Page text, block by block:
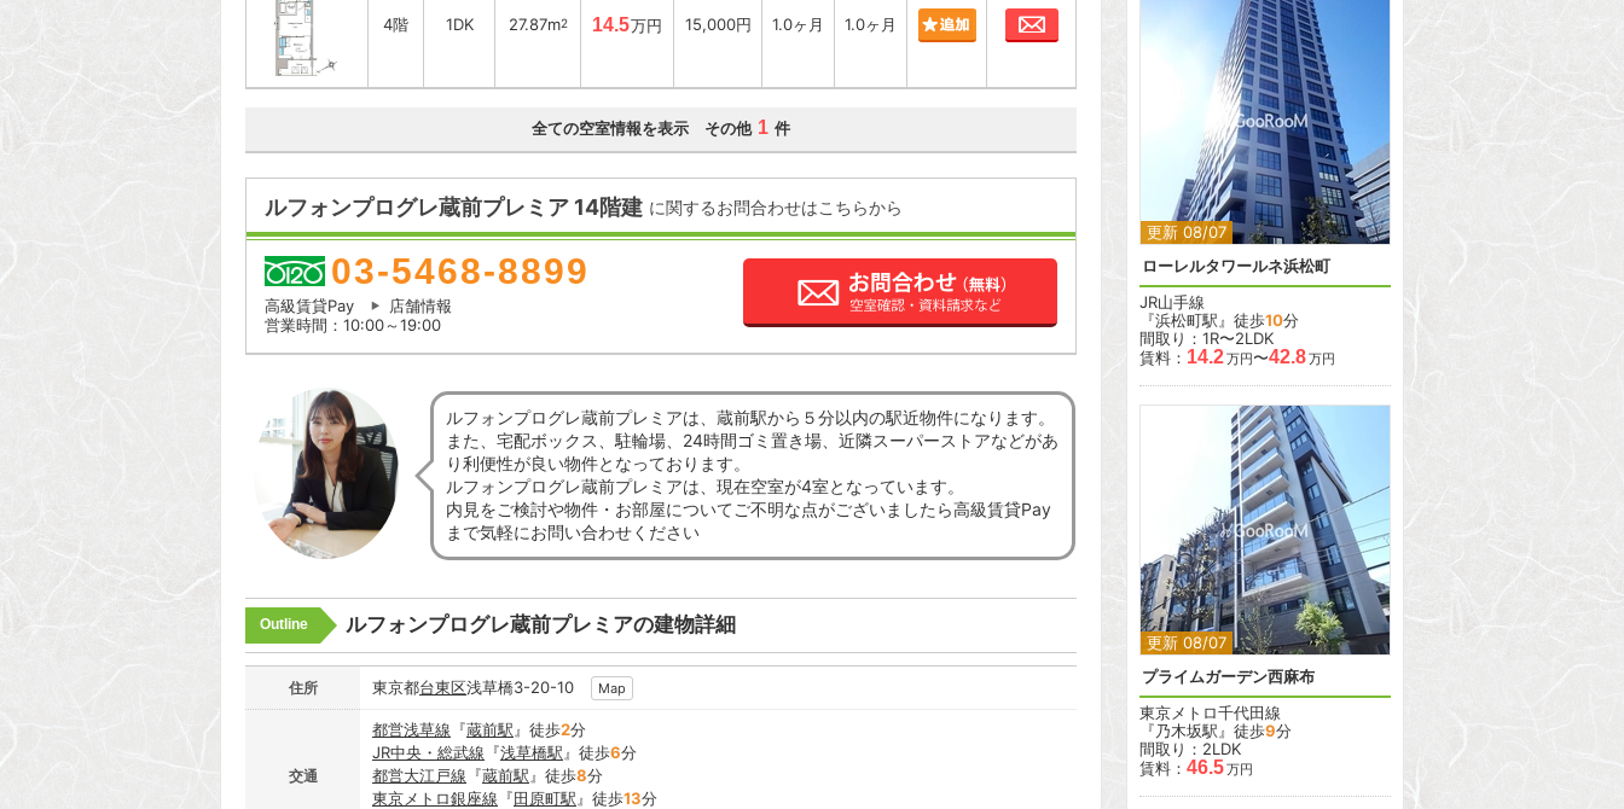
4階 1DK 27.87m2 14.5万円 15,000円 1.0ヶ月 1.0ヶ月 お問合わせ
全ての空室情報を表示 その他 1 件
ルフォンプログレ蔵前プレミア 14階建 に関するお問合わせはこちらから
03-5468-8899
高級賃貸Pay
店舗情報
営業時間：10:00～19:00
ルフォンプログレ蔵前プレミアは、蔵前駅から５分以内の駅近物件になります。
また、宅配ボックス、駐輪場、24時間ゴミ置き場、近隣スーパーストアなどがあ
り利便性が良い物件となっております。
ルフォンプログレ蔵前プレミアは、現在空室が4室となっています。
内見をご検討や物件・お部屋についてご不明な点がございましたら高級賃貸Pay
まで気軽にお問い合わせください
Outline ルフォンプログレ蔵前プレミアの建物詳細
住所 東京都台東区浅草橋3-20-10 Map
交通
都営浅草線 『蔵前駅 』徒歩2分
JR中央・総武線 『浅草橋駅 』徒歩6分
都営大江戸線 『蔵前駅 』徒歩8分
東京メトロ銀座線 『田原町駅 』徒歩13分
更新 08/07
2 2
ローレルタワールネ浜松町
JR山手線
『浜松町駅』徒歩10分
間取り：1R〜2LDK
賃料： 14.2万円〜42.8万円
更新 08/07
2
プライムガーデン西麻布
東京メトロ千代田線
『乃木坂駅』徒歩9分
間取り：2LDK
賃料： 46.5万円